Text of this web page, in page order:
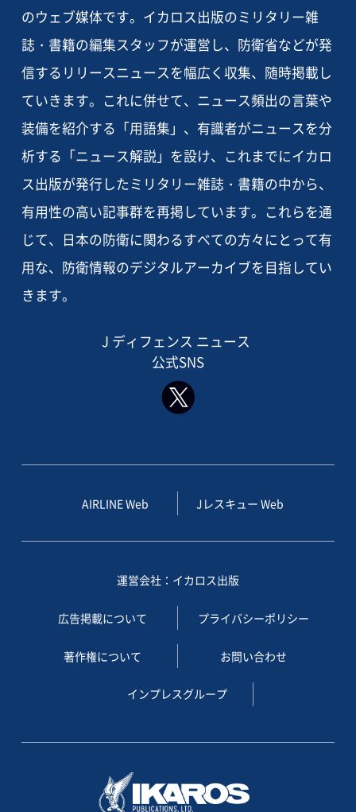
のウェブ媒体です。イカロス出版のミリタリー雑
誌・書籍の編集スタッフが運営し、防衛省などが発
信するリリースニュースを幅広く収集、随時掲載し
ていきます。これに併せて、ニュース頻出の言葉や
装備を紹介する「用語集」、有識者がニュースを分
析する「ニュース解説」を設け、これまでにイカロ
ス出版が発行したミリタリー雑誌・書籍の中から、
有用性の高い記事群を再掲しています。これらを通
じて、日本の防衛に関わるすべての方々にとって有
用な、防衛情報のデジタルアーカイブを目指してい
きます。
J ディフェンス ニュース
公式SNS
AIRLINE Web Jレスキュー Web
運営会社：イカロス出版
広告掲載について プライバシーポリシー
著作権について お問い合わせ
インプレスグループ